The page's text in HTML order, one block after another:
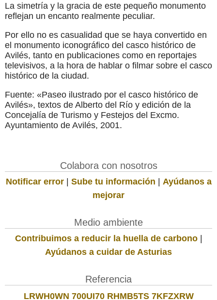
La simetría y la gracia de este pequeño monumento
reflejan un encanto realmente peculiar.
Por ello no es casualidad que se haya convertido en
el monumento iconográfico del casco histórico de
Avilés, tanto en publicaciones como en reportajes
televisivos, a la hora de hablar o filmar sobre el casco
histórico de la ciudad.
Fuente: «Paseo ilustrado por el casco histórico de
Avilés», textos de Alberto del Río y edición de la
Concejalía de Turismo y Festejos del Excmo.
Ayuntamiento de Avilés, 2001.
Colabora con nosotros
Notificar error| Sube tu información | Ayúdanos a
mejorar
Medio ambiente
Contribuimos a reducir la huella de carbono|
Ayúdanos a cuidar de Asturias
Referencia
LRWH0WN 700UI70 RHMB5TS 7KFZXRW